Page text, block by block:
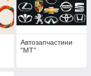
Автозапчастини
"МТ"